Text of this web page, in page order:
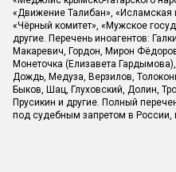
«Движение Талибан», «Исламская
«Чёрный комитет», «Мужское
другие. Перечень иноагентов:
Макаревич, Гордон, Мирон
Монеточка (Елизавета
Дождь, Медуза, Верзилов,
Быков, Шац, Глуховский, Долин,
Прусикин и другие. Полный
под судебным запретом в